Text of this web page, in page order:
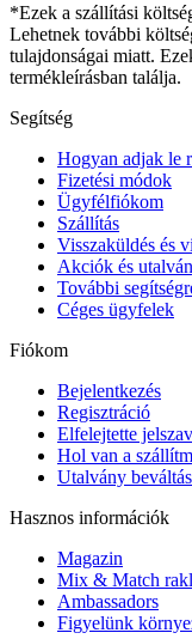
*Ezek a szállítási
Lehetnek további
tulajdonságai miatt.
termékleírásban találja.
Segítség
Hogyan adjak le
Fizetési módok
Ügyfélfiókom
Szállítás
Visszaküldés és
Akciók és
További
Céges ügyfelek
Fiókom
Bejelentkezés
Regisztráció
Elfelejtette
Hol van a
Utalvány
Hasznos információk
Magazin
Mix & Match
Ambassadors
Figyelünk